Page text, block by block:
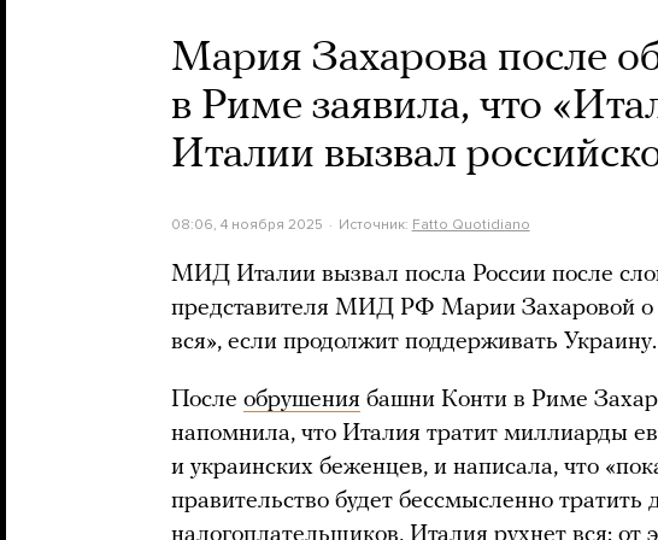
Мария Захарова после
в Риме заявила, что
Италии вызвал
08:06, 4 ноября 2025 Источник: Fatto Quotidiano
МИД Италии вызвал посла России после
представителя МИД РФ Марии Захаровой о
вся», если продолжит поддерживать Украину.
После обрушения башни Конти в Риме
напомнила, что Италия тратит миллиарды
и украинских беженцев, и написала, что
правительство будет бессмысленно тратить
налогоплательщиков, Италия рухнет вся: от